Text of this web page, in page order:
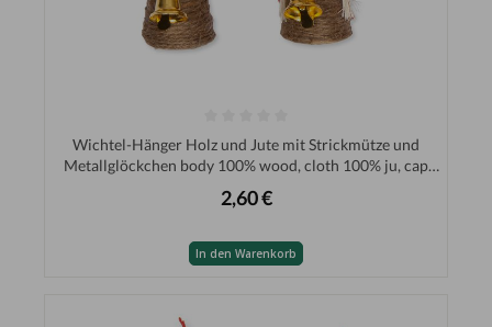
Wichtel-Hänger Holz und Jute mit Strickmütze und
Metallglöckchen body 100% wood, cloth 100% ju, cap
2,60 €
In den Warenkorb